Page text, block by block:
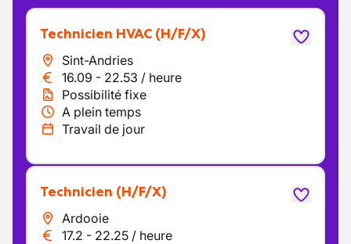
Technicien HVAC (H/F/X)
Sint-Andries
16.09 - 22.53 / heure
Possibilité fixe
A plein temps
Travail de jour
Technicien (H/F/X)
Ardooie
17.2 - 22.25 / heure